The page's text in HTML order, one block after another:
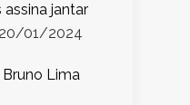
jantar
20/01/2024
Lima